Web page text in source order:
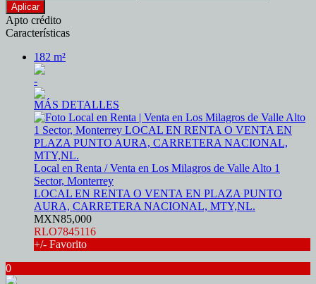
Aplicar
Apto crédito
Características
182 m²
-
MÁS DETALLES
Local en Renta / Venta en Los Milagros de Valle Alto 1
Sector, Monterrey
LOCAL EN RENTA O VENTA EN PLAZA PUNTO
AURA, CARRETERA NACIONAL, MTY,NL.
MXN85,000
RLO7845116
+/- Favorito
0